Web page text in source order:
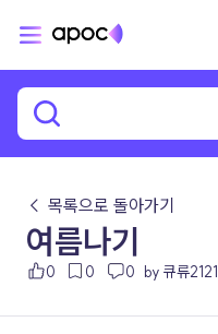
← 목록으로 돌아가기
여름나기
0 0 0 by 큐류2121